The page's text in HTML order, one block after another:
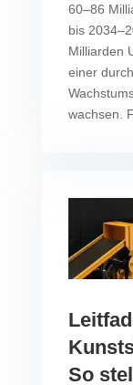
60–86
bis
Milliarden
einer
wachsen.
So